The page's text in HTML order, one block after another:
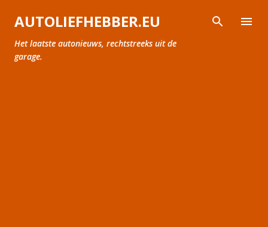
Doorgaan naar hoofdcontent
AUTOLIEFHEBBER.EU
Het laatste autonieuws, rechtstreeks uit de
garage.